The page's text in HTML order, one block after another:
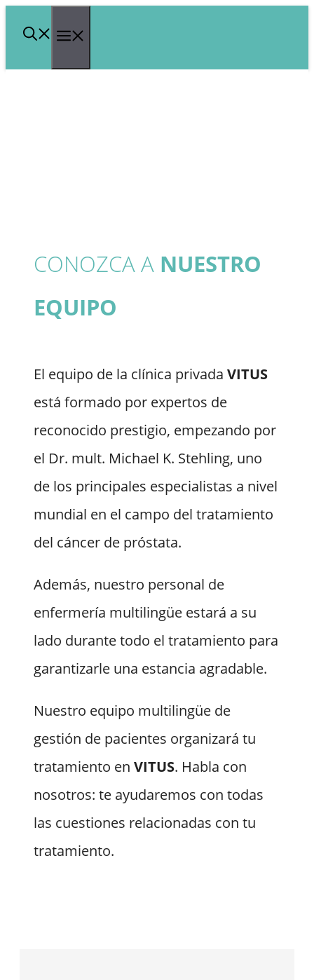
contenido
CONOZCA A NUESTRO
EQUIPO
El equipo de la clínica privada VITUS
está formado por expertos de
reconocido prestigio, empezando por
el Dr. mult. Michael K. Stehling, uno
de los principales especialistas a nivel
mundial en el campo del tratamiento
del cáncer de próstata.
Además, nuestro personal de
enfermería multilingüe estará a su
lado durante todo el tratamiento para
garantizarle una estancia agradable.
Nuestro equipo multilingüe de
gestión de pacientes organizará tu
tratamiento en VITUS. Habla con
nosotros: te ayudaremos con todas
las cuestiones relacionadas con tu
tratamiento.